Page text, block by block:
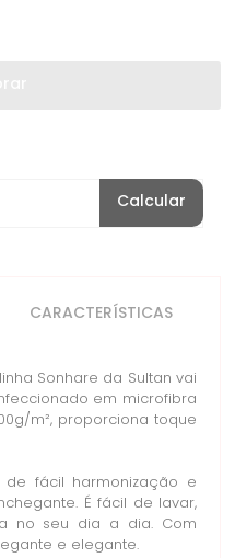
Calcular
CARACTERÍSTICAS
Sonhare da Sultan vai
em microfibra
m², proporciona toque
fácil harmonização e
É fácil de lavar,
no seu dia a dia. Com
e elegante.